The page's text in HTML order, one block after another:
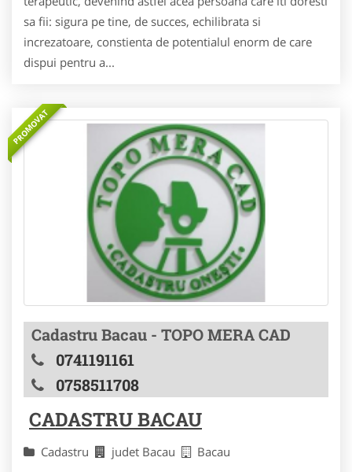
sa fii: sigura pe tine, de succes, echilibrata si
increzatoare, constienta de potentialul enorm de care
dispui pentru a...
PROMOVAT
Cadastru Bacau - TOPO MERA CAD
0741191161
0758511708
CADASTRU BACAU
Cadastru judet Bacau
Bacau